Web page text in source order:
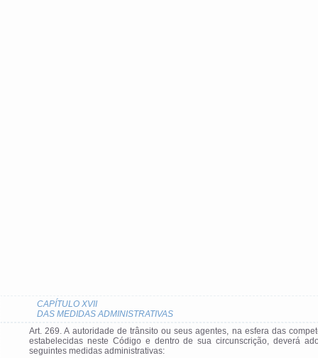
CAPÍTULO XVII
DAS MEDIDAS ADMINISTRATIVAS
Art. 269. A autoridade de trânsito ou seus agentes, na esfera das
estabelecidas neste Código e dentro de sua circunscrição, deverá
seguintes medidas administrativas: